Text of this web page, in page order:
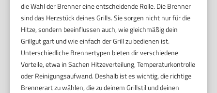
die Wahl der Brenner eine entscheidende Rolle. Die Brenner
sind das Herzstück deines Grills. Sie sorgen nicht nur für die
Hitze, sondern beeinflussen auch, wie gleichmäßig dein
Grillgut gart und wie einfach der Grill zu bedienen ist.
Unterschiedliche Brennertypen bieten dir verschiedene
Vorteile, etwa in Sachen Hitzeverteilung, Temperaturkontrolle
oder Reinigungsaufwand. Deshalb ist es wichtig, die richtige
Brennerart zu wählen, die zu deinem Grillstil und deinen